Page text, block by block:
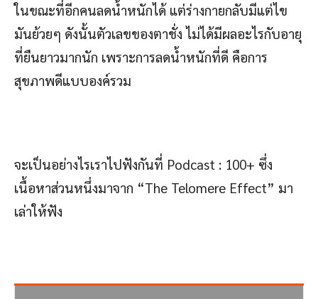
ในขณะที่อีกคนลดน้ำหนักได้ แต่ร่างกายกลับมีแต่ไข
มันย้วยๆ ดังนั้นตัวเลขของตาชั่ง ไม่ได้มีผลอะไรกับอายุ
ที่ยืนยาวมากนัก เพราะการลดน้ำหนักที่ดี คือการ
สุขภาพดีแบบองค์รวม
จะเป็นอย่างไรเราไปฟังกันที่ Podcast : 100+ ซึ่ง
เนื้อหาส่วนหนึ่งมาจาก “The Telomere Effect” มา
เล่าให้ฟัง